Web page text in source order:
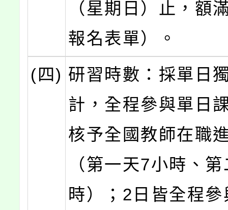
（星期日）止，額
報名表單）。
(四) 研習時數：採單日
計，全程參與單日
核予全國教師在職
（第一天7小時、
時）；2日皆全程